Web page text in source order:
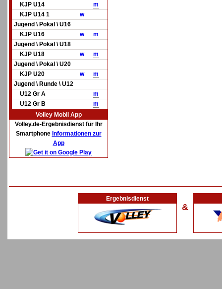
KJP U14
m
KJP U14 1
w
Jugend \ Pokal \ U16
KJP U16
w
m
Jugend \ Pokal \ U18
KJP U18
w
m
Jugend \ Pokal \ U20
KJP U20
w
m
Jugend \ Runde \ U12
U12 Gr A
m
U12 Gr B
m
Volley Mobil App
Volley.de-Ergebnisdienst für Ihr
Smartphone Informationen zur
App
Ergebnisdienst
&